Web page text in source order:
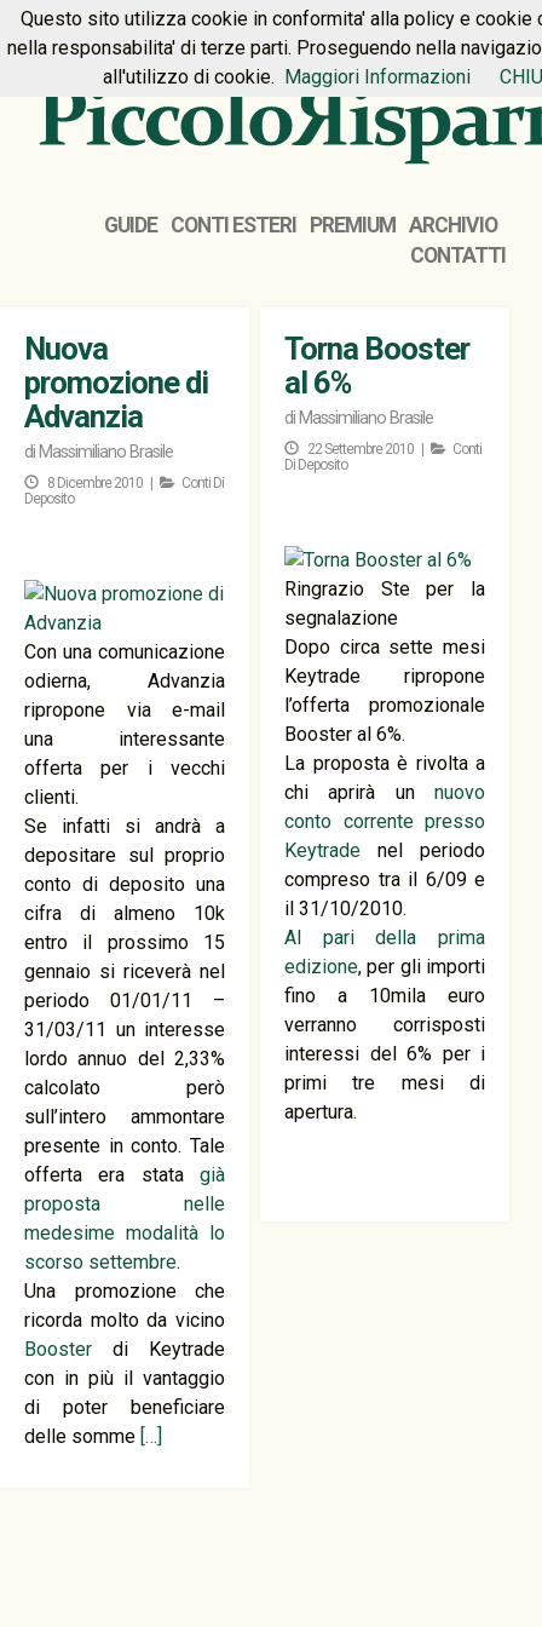
HOME PREMIUM CONTATTI
GUIDE CONTI ESTERI PREMIUM
ARCHIVIO
CONTATTI
Nuova
promozione di
Advanzia
di Massimiliano Brasile
8 Dicembre 2010 |
Conti Di
Deposito
Con una comunicazione
odierna, Advanzia
ripropone via e-mail
una interessante
offerta per i vecchi
clienti.
Se infatti si andrà a
depositare sul proprio
conto di deposito una
cifra di almeno 10k
entro il prossimo 15
gennaio si riceverà nel
periodo 01/01/11 –
31/03/11 un interesse
lordo annuo del 2,33%
calcolato però
sull’intero ammontare
presente in conto. Tale
offerta era statagià
proposta nelle
medesime modalità lo
scorso settembre.
Una promozione che
ricorda molto da vicino
Booster di Keytrade
con in più il vantaggio
di poter beneficiare
delle somme […]
Torna Booster
al 6%
di Massimiliano Brasile
22 Settembre 2010 |
Conti
Di Deposito
Ringrazio Ste per la
segnalazione
Dopo circa sette mesi
Keytrade ripropone
l’offerta promozionale
Booster al 6%.
La proposta è rivolta a
chi aprirà unnuovo
conto corrente presso
Keytrade nel periodo
compreso tra il 6/09 e
il 31/10/2010.
Al pari della prima
edizione, per gli importi
fino a 10mila euro
verranno corrisposti
interessi del 6% per i
primi tre mesi di
apertura.
Questo sito utilizza cookie in conformita' alla policy e cookie
nella responsabilita' di terze parti. Proseguendo nella
all'utilizzo di cookie. Maggiori Informazioni